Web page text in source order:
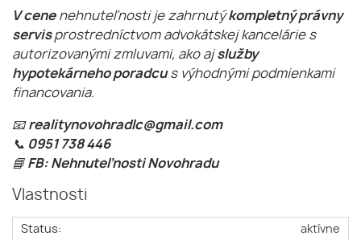
V cenenehnuteľnosti je zahrnutýkompletný právny
servisprostredníctvom advokátskej kancelárie s
autorizovanými zmluvami, ako ajslužby
hypotekárneho poradcus výhodnými podmienkami
financovania.
📧realitynovohradlc@gmail.com
📞 0951 738 446
📘 FB: Nehnuteľnosti Novohradu
Vlastnosti
Status:
aktívne